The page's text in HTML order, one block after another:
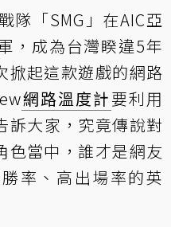
戰隊「SMG」在AIC亞
，成為台灣睽違5年
掀起這款遊戲的網路
網路溫度計要利用
訴大家，究竟傳說對
色當中，誰才是網友
率、高出場率的英